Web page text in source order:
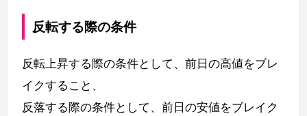
反転する際の条件
反転上昇する際の条件として、前日の高値をブレ
イクすること、
反落する際の条件として、前日の安値をブレイク